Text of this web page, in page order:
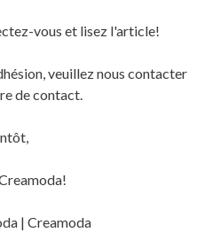
vous et lisez l'article!
veuillez nous contacter
de contact.